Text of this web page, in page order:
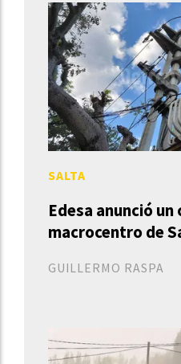
Edesa anunció
macrocentro de
GUILLERMO RASPA
SALTA